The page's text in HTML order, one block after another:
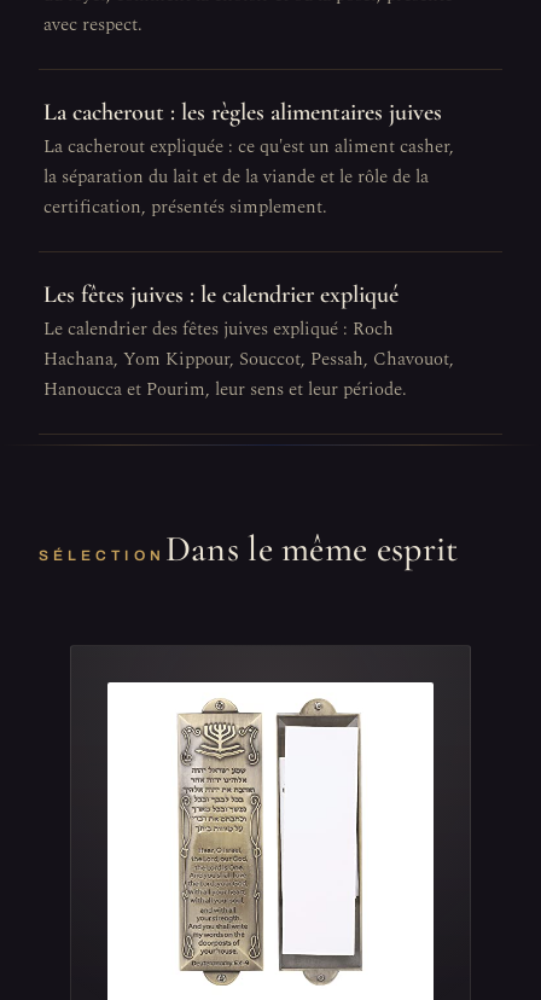
avec respect.
La cacherout : les règles alimentaires juives
La cacherout expliquée : ce qu'est un aliment casher,
la séparation du lait et de la viande et le rôle de la
certification, présentés simplement.
Les fêtes juives : le calendrier expliqué
Le calendrier des fêtes juives expliqué : Roch
Hachana, Yom Kippour, Souccot, Pessah, Chavouot,
Hanoucca et Pourim, leur sens et leur période.
SÉLECTION Dans le même esprit